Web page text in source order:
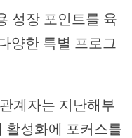
성장 포인트를 육
양한 특별 프로그
계자는 지난해부
활성화에 포커스를